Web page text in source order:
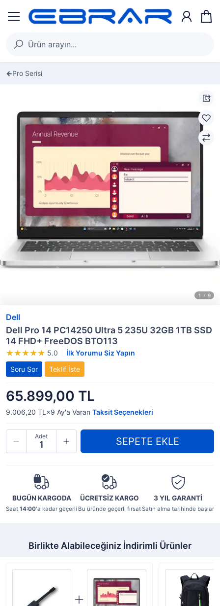
Pro Serisi
Dell
Dell Pro 14 PC14250 Ultra 5 235U 32GB 1TB SSD
14 FHD+ FreeDOS BTO113
5.0
İlk Yorumu Siz Yapın
Soru Sor
Teklif İste
65.899,00 TL
9.006,20 TL×9 Ay'a Varan Taksit Seçenekleri
Adet
BUGÜN KARGODA
Saat 14:00'a kadar geçerli
ÜCRETSİZ KARGO
Bu üründe geçerli fırsat
3 YILGARANTİ
Satın alma tarihinde başlar
Birlikte Alabileceğiniz İndirimli Ürünler